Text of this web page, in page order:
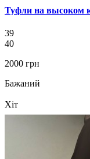
Туфли на высоком
39
40
2000 грн
Бажаний
Хіт